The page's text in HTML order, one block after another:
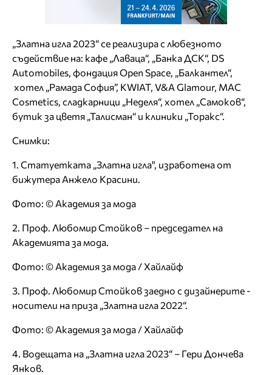
„Златна игла 2023“ се реализира с любезното
съдействие на: кафе „Лаваца“, „Банка ДСК“, DS
Automobiles, фондация Open Space, „Балкантел“,
хотел „Рамада София”, KWIAT, V&A Glamour, MAC
Cosmetics, сладкарници „Неделя“, хотел „Самоков“,
бутик за цветя „Талисман“ и клиники „Торакс“.
Снимки:
1. Статуетката „Златна игла", изработена от
бижутера Анжело Красини.
Фото: © Академия за мода
2. Проф. Любомир Стойков – председател на
Академията за мода.
Фото: © Академия за мода / Хайлайф
3. Проф. Любомир Стойков заедно с дизайнерите -
носители на приза „Златна игла 2022“.
Фото: © Академия за мода / Хайлайф
4. Водещата на „Златна игла 2023“ – Гери Дончева
Янков.